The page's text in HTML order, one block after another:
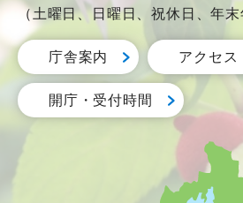
（土曜日、日曜日、祝休日、年末
庁舎案内 アクセス
開庁・受付時間